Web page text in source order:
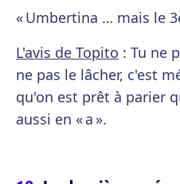
« Umbertina … mais le
L'avis de Topito : Tu ne
ne pas le lâcher, c'est
qu'on est prêt à parier
aussi en « a ».